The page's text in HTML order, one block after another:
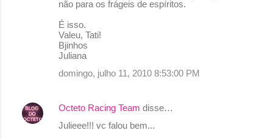
não para os frágeis de espíritos.
É isso.
Valeu, Tati!
Bjinhos
Juliana
domingo, julho 11, 2010 8:53:00 PM
Octeto Racing Team disse…
Julieee!!! vc falou bem...